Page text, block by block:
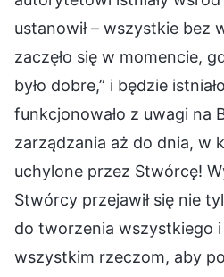
ustanowił – wszystkie bez
zaczęło się w momencie,
było dobre,” i będzie
funkcjonowało z uwagi na
zarządzania aż do dnia, w
uchylone przez Stwórcę!
Stwórcy przejawił się nie
do tworzenia wszystkiego i
wszystkim rzeczom, aby